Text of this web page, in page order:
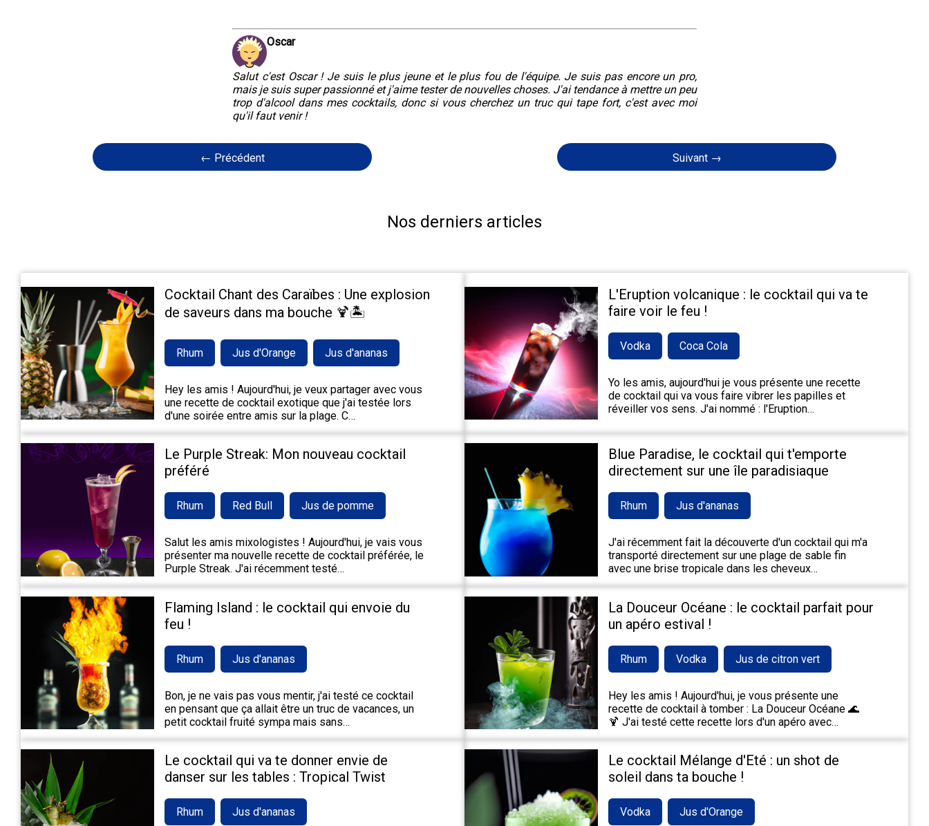
Oscar
Salut c'est Oscar ! Je suis le plus jeune et le plus fou de l'équipe. Je suis pas encore un pro,
mais je suis super passionné et j'aime tester de nouvelles choses. J'ai tendance à mettre un peu
trop d'alcool dans mes cocktails, donc si vous cherchez un truc qui tape fort, c'est avec moi
qu'il faut venir !
← Précédent Suivant →
Nos derniers articles
Cocktail Chant des Caraïbes : Une explosion
de saveurs dans ma bouche 🍹🏝️
Rhum Jus d'Orange Jus d'ananas
Hey les amis ! Aujourd'hui, je veux partager avec vous
une recette de cocktail exotique que j'ai testée lors
d'une soirée entre amis sur la plage. C…
L'Eruption volcanique : le cocktail qui va te
faire voir le feu !
Vodka Coca Cola
Yo les amis, aujourd'hui je vous présente une recette
de cocktail qui va vous faire vibrer les papilles et
réveiller vos sens. J'ai nommé : l'Eruption…
Le Purple Streak: Mon nouveau cocktail
préféré
Rhum Red Bull Jus de pomme
Salut les amis mixologistes ! Aujourd'hui, je vais vous
présenter ma nouvelle recette de cocktail préférée, le
Purple Streak. J'ai récemment testé…
Blue Paradise, le cocktail qui t'emporte
directement sur une île paradisiaque
Rhum Jus d'ananas
J'ai récemment fait la découverte d'un cocktail qui m'a
transporté directement sur une plage de sable fin
avec une brise tropicale dans les cheveux…
Flaming Island : le cocktail qui envoie du
feu !
Rhum Jus d'ananas
Bon, je ne vais pas vous mentir, j'ai testé ce cocktail
en pensant que ça allait être un truc de vacances, un
petit cocktail fruité sympa mais sans…
La Douceur Océane : le cocktail parfait pour
un apéro estival !
Rhum Vodka Jus de citron vert
Hey les amis ! Aujourd'hui, je vous présente une
recette de cocktail à tomber : La Douceur Océane 🌊
🍹 J'ai testé cette recette lors d'un apéro avec…
Le cocktail qui va te donner envie de
danser sur les tables : Tropical Twist
Rhum Jus d'ananas
Le cocktail Mélange d'Eté : un shot de
soleil dans ta bouche !
Vodka Jus d'Orange